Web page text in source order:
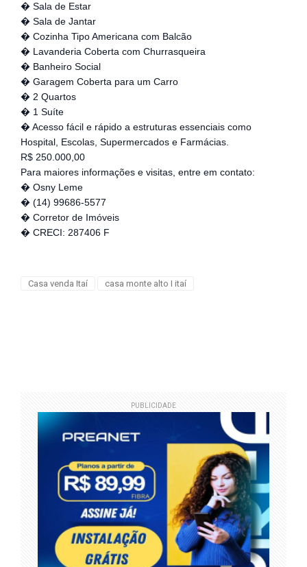
� Sala de Estar
� Sala de Jantar
� Cozinha Tipo Americana com Balcão
� Lavanderia Coberta com Churrasqueira
� Banheiro Social
� Garagem Coberta para um Carro
� 2 Quartos
� 1 Suíte
� Acesso fácil e rápido a estruturas essenciais como
Hospital, Escolas, Supermercados e Farmácias.
R$ 250.000,00
Para maiores informações e visitas, entre em contato:
� Osny Leme
� (14) 99686-5577
� Corretor de Imóveis
� CRECI: 287406 F
Casa venda Itaí casa monte alto I itaí
PUBLICIDADE